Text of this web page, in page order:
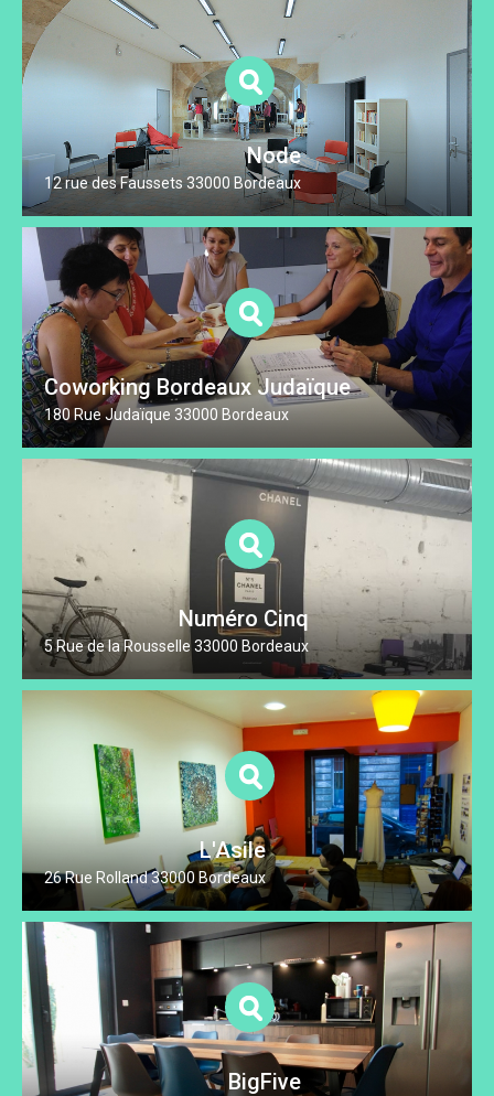
Node
12 rue des Faussets 33000 Bordeaux
Coworking Bordeaux Judaïque
180 Rue Judaïque 33000 Bordeaux
Numéro Cinq
5 Rue de la Rousselle 33000 Bordeaux
L'Asile
26 Rue Rolland 33000 Bordeaux
BigFive